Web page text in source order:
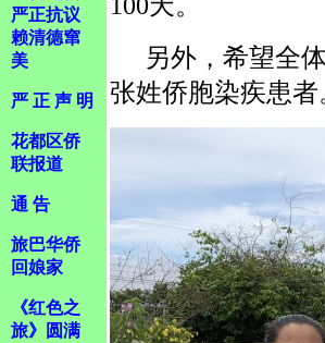
严正抗议
赖清德窜
美
严 正 声 明
花都区侨
联报道
通 告
旅巴华侨
回娘家
《红色之
旅》圆满
另外，希望全
张姓侨胞染疾患者